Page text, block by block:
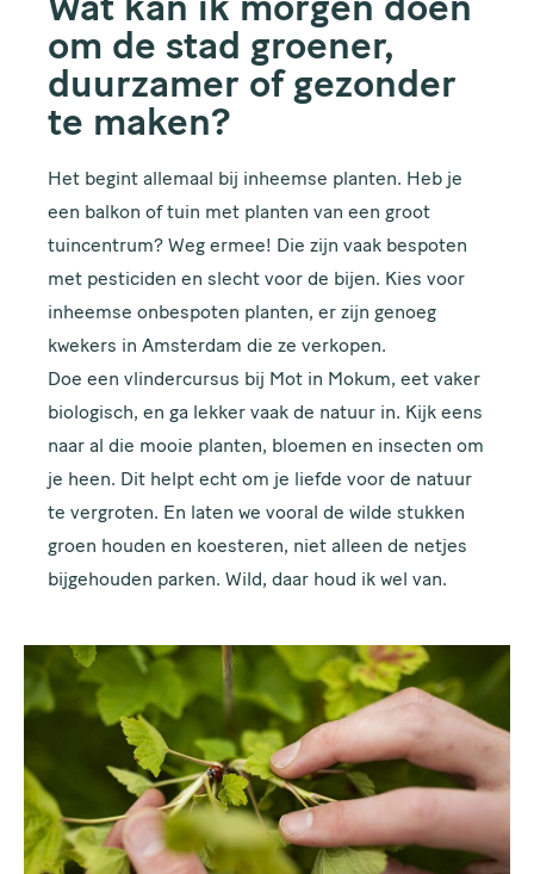
Wat kan ik morgen doen
om de stad groener,
duurzamer of gezonder
te maken?
Het begint allemaal bij inheemse planten. Heb je
een balkon of tuin met planten van een groot
tuincentrum? Weg ermee! Die zijn vaak bespoten
met pesticiden en slecht voor de bijen. Kies voor
inheemse onbespoten planten, er zijn genoeg
kwekers in Amsterdam die ze verkopen.
Doe een vlindercursus bij Mot in Mokum, eet vaker
biologisch, en ga lekker vaak de natuur in. Kijk eens
naar al die mooie planten, bloemen en insecten om
je heen. Dit helpt echt om je liefde voor de natuur
te vergroten. En laten we vooral de wilde stukken
groen houden en koesteren, niet alleen de netjes
bijgehouden parken. Wild, daar houd ik wel van.
ACHTERNAAM
E-MAILADRES
Houd me up to date!